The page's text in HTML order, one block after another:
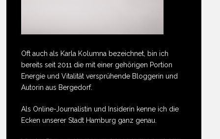
Oft auch als Karla Kolumna bezeichnet, bin ich
bereits seit 2011 die mit einer gehörigen Portion
Energie und Vitalität versprühende Bloggerin und
Autorin aus Bergedorf.
Als Online-Journalistin und Insiderin kenne ich die
Ecken unserer Stadt Hamburg ganz genau.